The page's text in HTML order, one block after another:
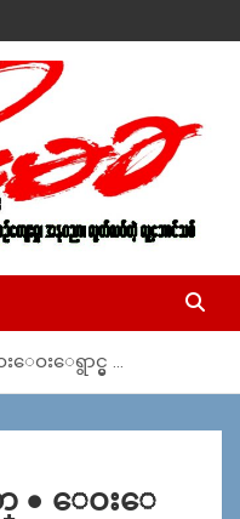
News &
၊ ေက်ာက္တံတား၊ ရန္ကုန္။
၃ ၇၅၃ ၊ ၀၉ ၅၀၄ ၁၀ ၅၈) ျ
၉၆၃၆၉၉၈၃၄
းေရွာင္မွ …
● ေဝးေ